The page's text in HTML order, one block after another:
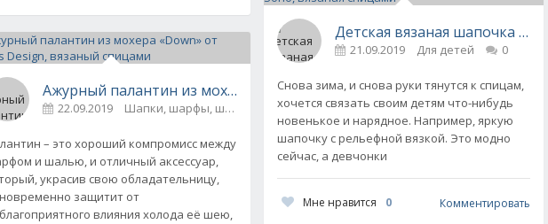
вязаная спицами
Ажурный палантин из мохера «Down» от Drops Design, вязаный спицами
22.09.2019 Шапки, шарфы, шали, снуды и палантины 0
– это хороший компромисс между
и шалью, и отличный аксессуар,
украсив свою обладательницу,
защитит от
влияния холода её шею,
Детская вязаная шапочка из
21.09.2019 Для детей 0
Снова зима, и снова руки тянутся к спицам,
хочется связать своим детям что-нибудь
новенькое и нарядное. Например, яркую
шапочку с рельефной вязкой. Это модно
сейчас, а девчонки
Мне нравится 0 Комментировать